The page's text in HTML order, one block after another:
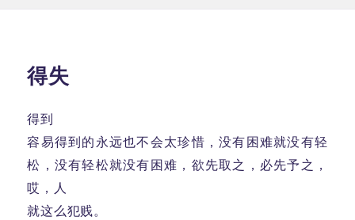
得失
得到
容易得到的永远也不会太珍惜，没有困难就没有轻
松，没有轻松就没有困难，欲先取之，必先予之，
哎，人
就这么犯贱。